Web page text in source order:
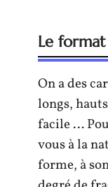
Le
On a des
longs,
facile …
vous à la
forme, à